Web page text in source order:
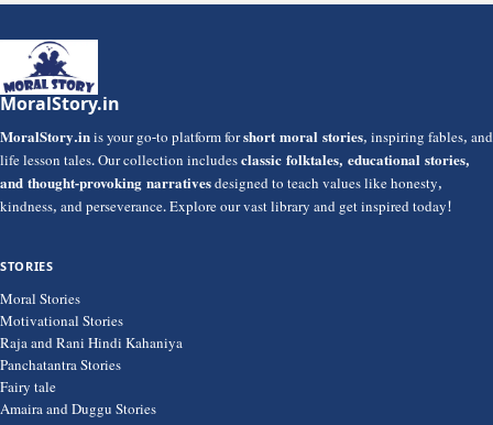
MoralStory.in
MoralStory.inis your go-to platform forshort moral stories, inspiring fables, and
life lesson tales. Our collection includesclassic folktales, educational stories,
and thought-provoking narrativesdesigned to teach values like honesty,
kindness, and perseverance. Explore our vast library and get inspired today!
STORIES
Moral Stories
Motivational Stories
Raja and Rani Hindi Kahaniya
Panchatantra Stories
Fairy tale
Amaira and Duggu Stories